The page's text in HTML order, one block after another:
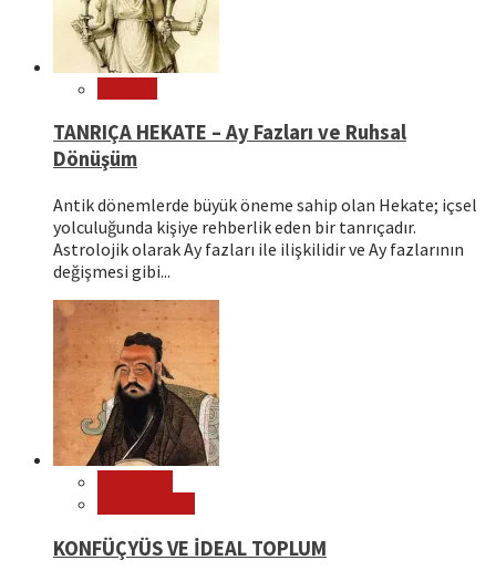
TANRIÇA HEKATE – Ay Fazları ve Ruhsal
Dönüşüm
Antik dönemlerde büyük öneme sahip olan Hekate; içsel
yolculuğunda kişiye rehberlik eden bir tanrıçadır.
Astrolojik olarak Ay fazları ile ilişkilidir ve Ay fazlarının
değişmesi gibi...
KONFÜÇYÜS VE İDEAL TOPLUM